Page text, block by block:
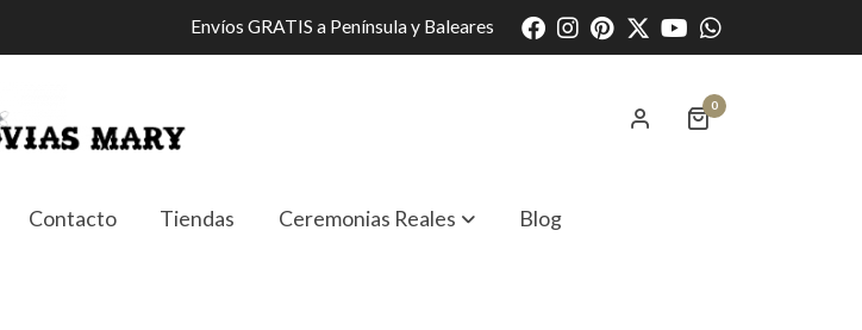
Envíos GRATIS a Península y Baleares
0
Contacto Tiendas Ceremonias Reales
Blog